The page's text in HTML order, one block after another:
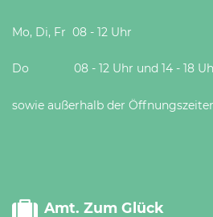
Mo, Di, Fr 08 - 12 Uhr
Do 08 - 12 Uhr und 14 - 18
sowie außerhalb der
Amt. Zum Glück